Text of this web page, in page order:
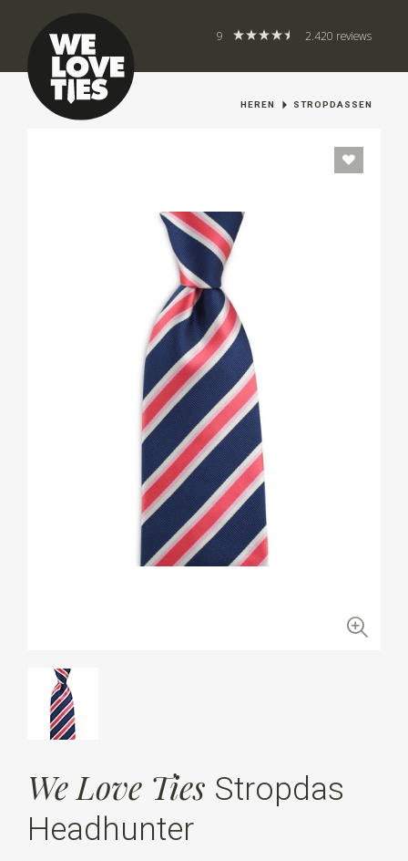
9 2.420 reviews
HEREN STROPDASSEN
We Love Ties Stropdas
Headhunter